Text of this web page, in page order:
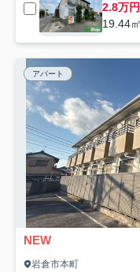
2.8万円
19.44
アパート
NEW
岩倉市本町